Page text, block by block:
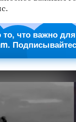
то, что важно